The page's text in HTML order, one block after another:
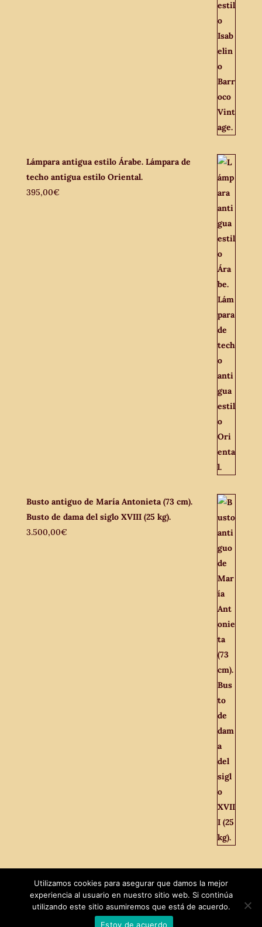
Lámpara antigua estilo Árabe. Lámpara de
techo antigua estilo Oriental.
395,00€
Busto antiguo de María Antonieta (73 cm).
Busto de dama del siglo XVIII (25 kg).
3.500,00€
Utilizamos cookies para asegurar que damos la mejor
experiencia al usuario en nuestro sitio web. Si continúa
utilizando este sitio asumiremos que está de acuerdo.
Estoy de acuerdo